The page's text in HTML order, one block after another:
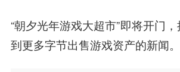
“朝夕光年游戏大超市”即将开门
到更多字节出售游戏资产的新闻。